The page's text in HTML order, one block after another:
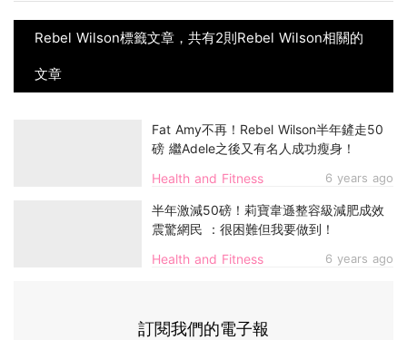
Rebel Wilson標籤文章，共有2則Rebel Wilson相關的
文章
Health and Fitness 6 years ago
Fat Amy不再！Rebel Wilson半年鏟走50
磅 繼Adele之後又有名人成功瘦身！
Health and Fitness 6 years ago
半年激減50磅！莉寶韋遜整容級減肥成效
震驚網民 ：很困難但我要做到！
訂閱我們的電子報